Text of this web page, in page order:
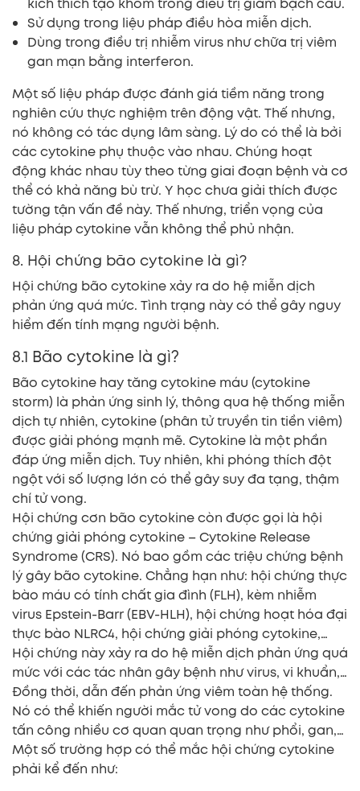
kích thích tạo khóm trong điều trị giảm bạch cầu.
Sử dụng trong liệu pháp điều hòa miễn dịch.
Dùng trong điều trị nhiễm virus như chữa trị viêm
gan mạn bằng interferon.
Một số liệu pháp được đánh giá tiềm năng trong
nghiên cứu thực nghiệm trên động vật. Thế nhưng,
nó không có tác dụng lâm sàng. Lý do có thể là bởi
các cytokine phụ thuộc vào nhau. Chúng hoạt
động khác nhau tùy theo từng giai đoạn bệnh và cơ
thể có khả năng bù trừ. Y học chưa giải thích được
tường tận vấn đề này. Thế nhưng, triển vọng của
liệu pháp cytokine vẫn không thể phủ nhận.
8. Hội chứng bão cytokine là gì?
Hội chứng bão cytokine xảy ra do hệ miễn dịch
phản ứng quá mức. Tình trạng này có thể gây nguy
hiểm đến tính mạng người bệnh.
8.1 Bão cytokine là gì?
Bão cytokine hay tăng cytokine máu (cytokine
storm) là phản ứng sinh lý, thông qua hệ thống miễn
dịch tự nhiên, cytokine (phân tử truyền tin tiền viêm)
được giải phóng mạnh mẽ. Cytokine là một phần
đáp ứng miễn dịch. Tuy nhiên, khi phóng thích đột
ngột với số lượng lớn có thể gây suy đa tạng, thậm
chí tử vong.
Hội chứng cơn bão cytokine còn được gọi là hội
chứng giải phóng cytokine – Cytokine Release
Syndrome (CRS). Nó bao gồm các triệu chứng bệnh
lý gây bão cytokine. Chẳng hạn như: hội chứng thực
bào máu có tính chất gia đình (FLH), kèm nhiễm
virus Epstein-Barr (EBV-HLH), hội chứng hoạt hóa đại
thực bào NLRC4, hội chứng giải phóng cytokine,…
Hội chứng này xảy ra do hệ miễn dịch phản ứng quá
mức với các tác nhân gây bệnh như virus, vi khuẩn,…
Đồng thời, dẫn đến phản ứng viêm toàn hệ thống.
Nó có thể khiến người mắc tử vong do các cytokine
tấn công nhiều cơ quan quan trọng như phổi, gan,…
Một số trường hợp có thể mắc hội chứng cytokine
phải kể đến như: